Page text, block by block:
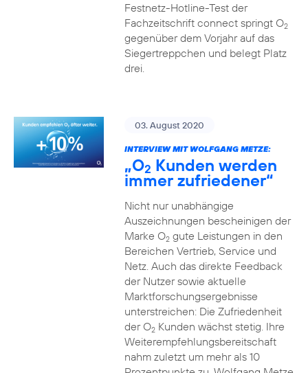
Festnetz-Hotline-Test der
Fachzeitschrift connect springt O2
gegenüber dem Vorjahr auf das
Siegertreppchen und belegt Platz
drei.
03. August 2020
INTERVIEW MIT WOLFGANG METZE:
„O2 Kunden werden
immer zufriedener“
Nicht nur unabhängige
Auszeichnungen bescheinigen der
Marke O2gute Leistungen in den
Bereichen Vertrieb, Service und
Netz. Auch das direkte Feedback
der Nutzer sowie aktuelle
Marktforschungsergebnisse
unterstreichen: Die Zufriedenheit
der O2Kunden wächst stetig. Ihre
Weiterempfehlungsbereitschaft
nahm zuletzt um mehr als 10